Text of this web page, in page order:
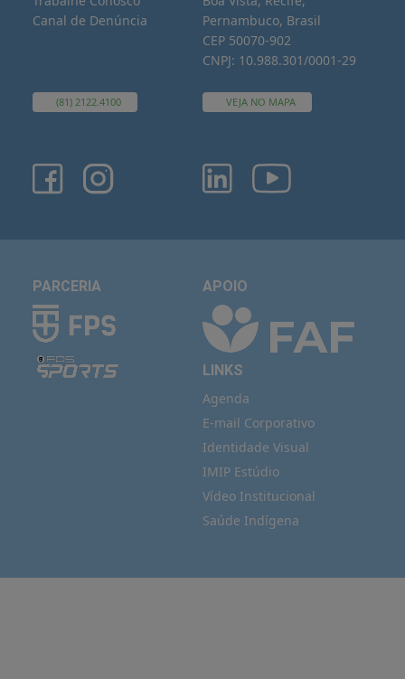
Canal de Denúncia
(81) 2122.4100
Pernambuco, Brasil
CEP 50070-902
CNPJ: 10.988.301/0001-29
VEJA NO MAPA
PARCERIA APOIO
LINKS
Agenda
E-mail Corporativo
Identidade Visual
IMIP Estúdio
Vídeo Institucional
Saúde Indígena